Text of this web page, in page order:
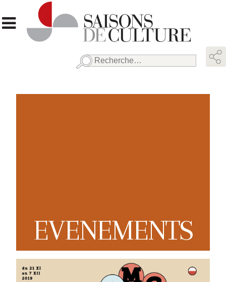
Rechercher :
EVENEMENTS